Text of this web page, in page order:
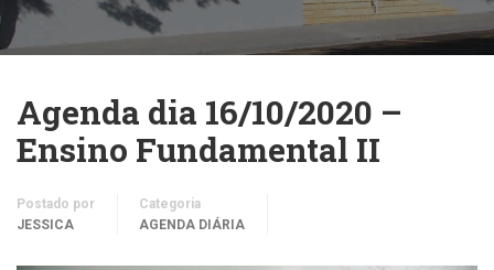
Agenda dia 16/10/2020 –
Ensino Fundamental II
Postado por
JESSICA
Categoria
AGENDA DIÁRIA